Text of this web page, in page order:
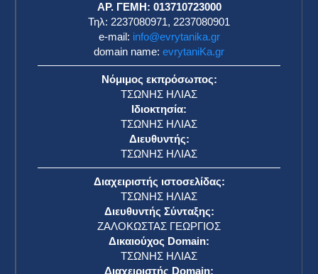
ΑΡ. ΓΕΜΗ: 013710723000
Τηλ: 2237080971, 2237080901
e-mail: info@evrytanika.gr
domain name: evrytaniKa.gr
Νόμιμος εκπρόσωπος:
ΤΣΩΝΗΣ ΗΛΙΑΣ
Ιδιοκτησία:
ΤΣΩΝΗΣ ΗΛΙΑΣ
Διευθυντής:
ΤΣΩΝΗΣ ΗΛΙΑΣ
Διαχειριστής ιστοσελίδας:
ΤΣΩΝΗΣ ΗΛΙΑΣ
Διευθυντής Σύνταξης:
ΖΑΛΟΚΩΣΤΑΣ ΓΕΩΡΓΙΟΣ
Δικαιούχος Domain:
ΤΣΩΝΗΣ ΗΛΙΑΣ
Διαχειριστής Domain: